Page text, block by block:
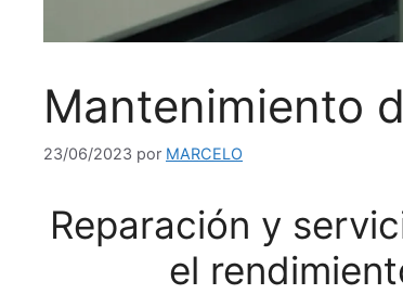
Mantenimiento
23/06/2023 por MARCELO
Reparación y
el